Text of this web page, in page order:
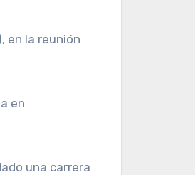
en la reunión
en
una carrera